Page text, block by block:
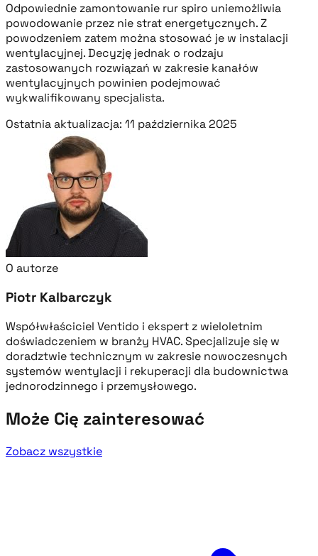
Odpowiednie zamontowanie rur spiro uniemożliwia
powodowanie przez nie strat energetycznych. Z
powodzeniem zatem można stosować je w instalacji
wentylacyjnej. Decyzję jednak o rodzaju
zastosowanych rozwiązań w zakresie kanałów
wentylacyjnych powinien podejmować
wykwalifikowany specjalista.
Ostatnia aktualizacja: 11 października 2025
O autorze
Piotr Kalbarczyk
Współwłaściciel Ventido i ekspert z wieloletnim
doświadczeniem w branży HVAC. Specjalizuje się w
doradztwie technicznym w zakresie nowoczesnych
systemów wentylacji i rekuperacji dla budownictwa
jednorodzinnego i przemysłowego.
Może Cię zainteresować
Zobacz wszystkie